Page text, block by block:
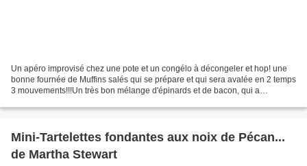
Un apéro improvisé chez une pote et un congélo à décongeler et hop! une
bonne fournée de Muffins salés qui se prépare et qui sera avalée en 2 temps
3 mouvements!!!Un très bon mélange d'épinards et de bacon, qui a
Mini-Tartelettes fondantes aux noix de Pécan...
de Martha Stewart